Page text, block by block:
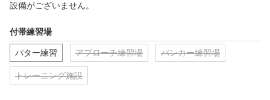
設備がございません。
付帯練習場
パター練習 アプローチ練習場 バンカー練習場
トレーニング施設